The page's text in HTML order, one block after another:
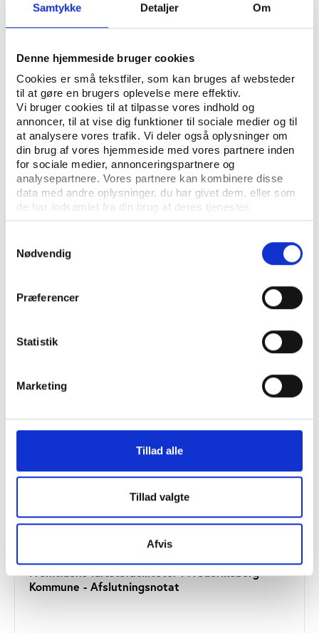
Samtykke Detaljer Om
Denne hjemmeside bruger cookies
Cookies er små tekstfiler, som kan bruges af websteder
til at gøre en brugers oplevelse mere effektiv.
Vi bruger cookies til at tilpasse vores indhold og
annoncer, til at vise dig funktioner til sociale medier og til
at analysere vores trafik. Vi deler også oplysninger om
din brug af vores hjemmeside med vores partnere inden
for sociale medier, annonceringspartnere og
analysepartnere. Vores partnere kan kombinere disse
data med andre oplysninger, du har givet dem, eller som
de har indsamlet fra din brug af deres tjenester.
Nødvendig
Præferencer
Statistik
Marketing
Tillad alle
Tillad valgte
Afvis
Download rapporterne fra
Kommune - Baggrundrapport
Fremtidens idrætsfaciliteter i Frederiksberg
Kommune - Afslutningsnotat